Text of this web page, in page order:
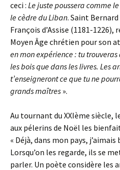
ceci : Le juste poussera comme
le cèdre du Liban. Saint
François d’Assise (1181-
Moyen Âge chrétien pour son
en mon expérience : tu
les bois que dans les livres. Les
t’enseigneront ce que tu ne
grands maîtres ».
Au tournant du XXIème siècle,
aux pélerins de Noël les
« Déjà, dans mon pays,
Lorsqu’on les regarde, ils se
parler. Un poète considère les